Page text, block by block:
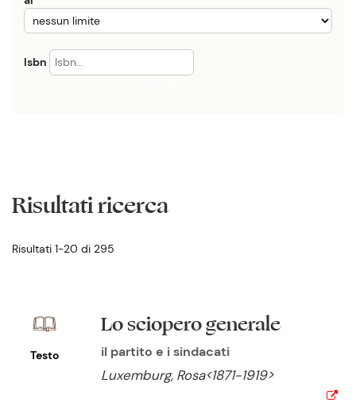
Isbn
Risultati ricerca
Risultati 1-20 di 295
Testo
Lo sciopero generale
il partito e i sindacati
Luxemburg, Rosa<1871-1919>